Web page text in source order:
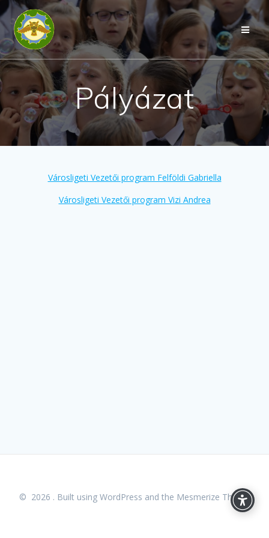
Skip
to
content
Pályázat
Városligeti Vezetői program Felföldi Gabriella
Városligeti Vezetői program Vizi Andrea
© 2026 . Built using WordPress and the Mesmerize Theme